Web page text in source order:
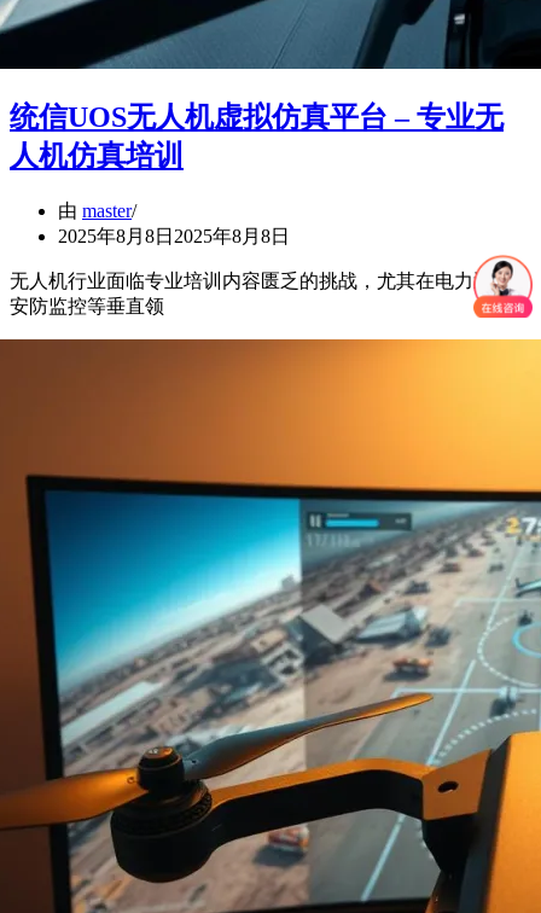
统信UOS无人机虚拟仿真平台 – 专业无
人机仿真培训
由 master
2025年8月8日 2025年8月8日
无人机行业面临专业培训内容匮乏的挑战，尤其在电力巡检、
安防监控等垂直领